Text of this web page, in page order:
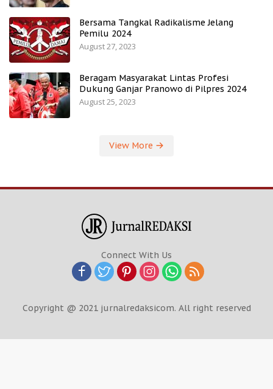
Bersama Tangkal Radikalisme Jelang
Pemilu 2024
August 27, 2023
Beragam Masyarakat Lintas Profesi
Dukung Ganjar Pranowo di Pilpres 2024
August 25, 2023
View More
Connect With Us
Copyright @ 2021 jurnalredaksicom. All right reserved